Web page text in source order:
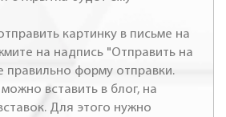
картинку в письме на
на надпись "Отправить на
правильно форму отправки.
вставить в блог, на
Для этого нужно